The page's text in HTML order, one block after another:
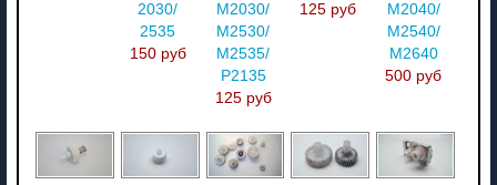
2030/
2535
150 руб
M2030/
M2530/
M2535/
P2135
125 руб
125 руб
M2040/
M2540/
M2640
500 руб